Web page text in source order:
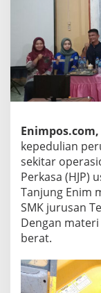
Enimpos.com,
kepedulian
sekitar
Perkasa (HJP)
Tanjung Enim
SMK jurusan
Dengan
berat.